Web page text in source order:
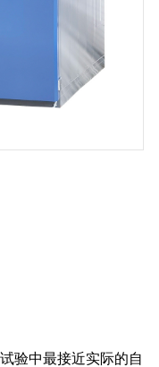
验中最接近实际的自